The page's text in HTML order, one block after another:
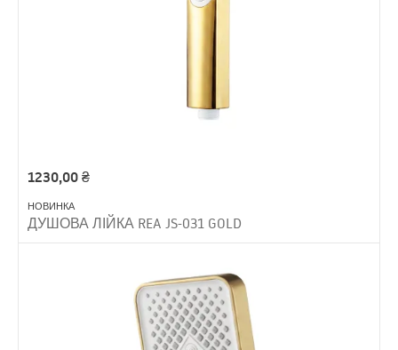
1230,00₴
НОВИНКА
ДУШОВА ЛІЙКА REA JS-031 GOLD